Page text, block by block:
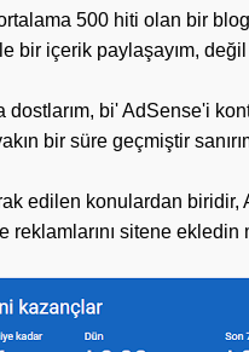
500 hiti olan bir
bir içerik paylaşayım,
dostlarım, bi' AdSense'i
bir süre geçmiştir
edilen konulardan biridir,
reklamlarını sitene